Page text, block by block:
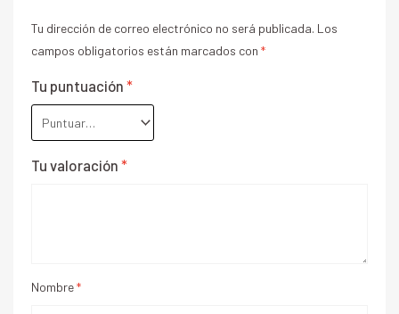
Tu dirección de correo electrónico no será publicada. Los
campos obligatorios están marcados con *
Tu puntuación *
Tu valoración *
Nombre*